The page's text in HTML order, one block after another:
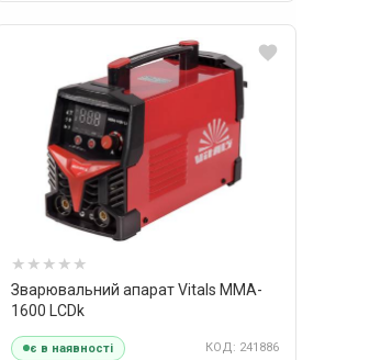
Зварювальний апарат Vitals MMA-
1600 LCDk
є в наявності КОД: 241886